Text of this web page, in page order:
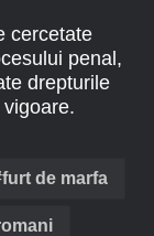
cercetate
penal,
drepturile
furt de marfa